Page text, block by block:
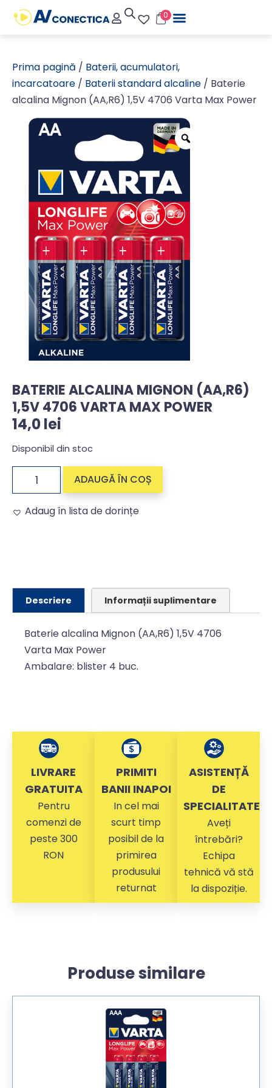
0
Prima pagină / Baterii, acumulatori,
incarcatoare / Baterii standard alcaline / Baterie
alcalina Mignon (AA,R6) 1,5V 4706 Varta Max Power
BATERIE ALCALINA MIGNON (AA,R6)
1,5V 4706 VARTA MAX POWER
14,0lei
Disponibil din stoc
ADAUGĂ ÎN COȘ
Adaug în lista de dorințe
Descriere Informații suplimentare
Baterie alcalina Mignon (AA,R6) 1,5V 4706
Varta Max Power
Ambalare: blister 4 buc.
LIVRARE
GRATUITA
Pentru
comenzi de
peste 300
RON
PRIMITI
BANII INAPOI
In cel mai
scurt timp
posibil de la
primirea
produsului
returnat
ASISTENȚĂ
DE
SPECIALITATE
Aveți
întrebări?
Echipa
tehnică vă stă
la dispoziție.
Produse similare